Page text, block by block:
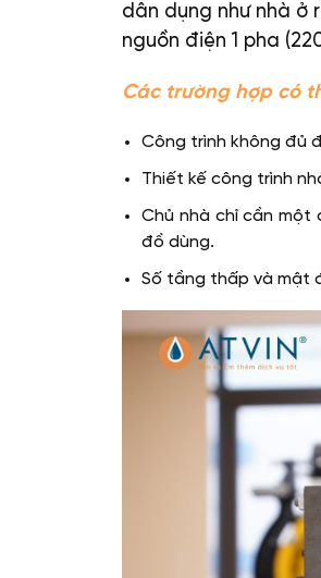
dân dụng như nhà ở
nguồn điện 1 pha
Các trường hợp có
Công trình không đủ
Thiết kế công trình
Chủ nhà chỉ cần một
đồ dùng.
Số tầng thấp và mật